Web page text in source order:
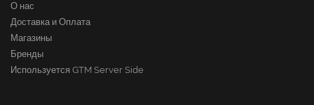
О нас
Доставка и Оплата
Магазины
Бренды
Используется GTM Server Side